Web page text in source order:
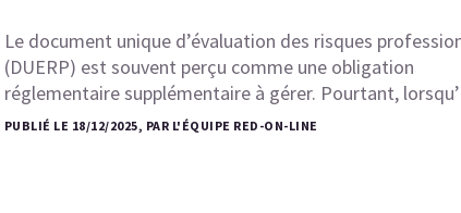
Le document unique d’évaluation des risques
(DUERP) est souvent perçu comme une obligation
réglementaire supplémentaire à gérer. Pourtant,
PUBLIÉ LE 18/12/2025, PAR L'ÉQUIPE RED-ON-LINE